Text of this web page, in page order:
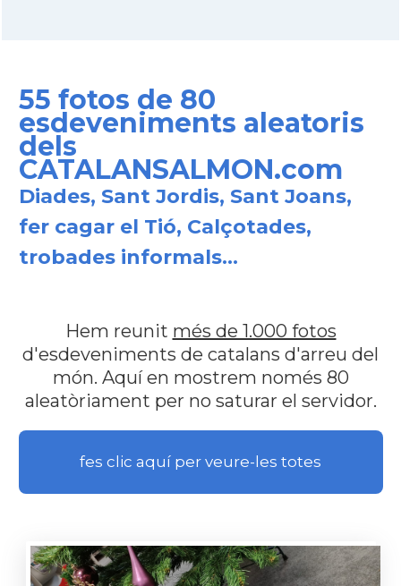
55 fotos de 80
esdeveniments aleatoris
dels
CATALANSALMON.com
Diades, Sant Jordis, Sant Joans,
fer cagar el Tió, Calçotades,
trobades informals...
Hem reunit més de 1.000 fotos
d'esdeveniments de catalans d'arreu del
món. Aquí en mostrem només 80
aleatòriament per no saturar el servidor.
fes clic aquí per veure-les totes